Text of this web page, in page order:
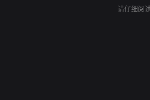
请仔细阅